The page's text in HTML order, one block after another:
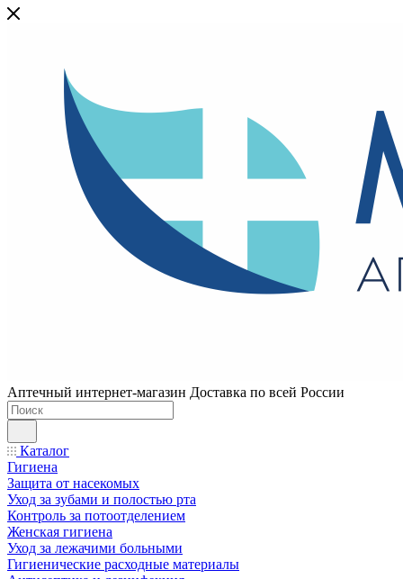
Аптечный интернет-магазин Доставка по всей России
Каталог
Гигиена
Защита от насекомых
Уход за зубами и полостью рта
Контроль за потоотделением
Женская гигиена
Уход за лежачими больными
Гигиенические расходные материалы